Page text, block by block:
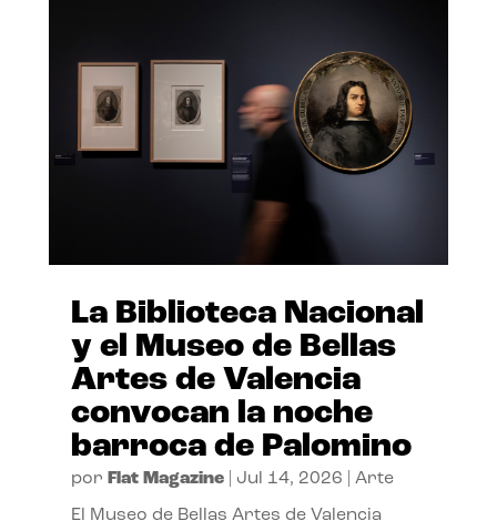
La Biblioteca Nacional
y el Museo de Bellas
Artes de Valencia
convocan la noche
barroca de Palomino
por Flat Magazine| Jul 14, 2026 Arte
El Museo de Bellas Artes de Valencia